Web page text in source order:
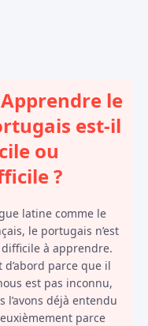
le
est-il
ou
?
latine comme le
le portugais n’est
difficile à apprendre.
d’abord parce que il
est pas inconnu,
l’avons déjà entendu
parce